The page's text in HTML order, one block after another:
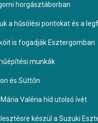
horgásztáborban
a hűsölési pontokat és a
is fogadják Esztergomban
munkák
és Süttőn
Valéria híd utolsó ívét
készül a Suzuki